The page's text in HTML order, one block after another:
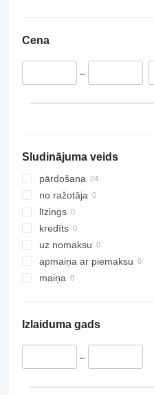
Cena
–
Sludinājuma veids
pārdošana
no ražotāja
līzings
kredīts
uz nomaksu
apmaiņa ar piemaksu
maiņa
Izlaiduma gads
–